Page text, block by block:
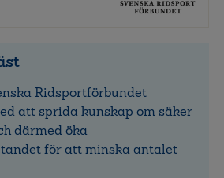
Ridsportförbundet
att sprida kunskap om säker
därmed öka
för att minska antalet